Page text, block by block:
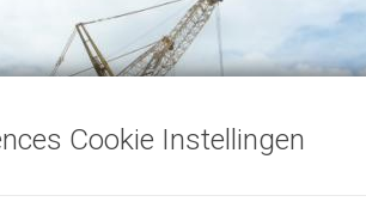
Cookie Instellingen